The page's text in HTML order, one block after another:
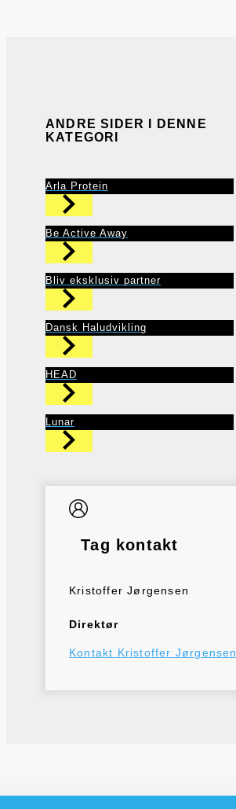
ANDRE SIDER I DENNE
KATEGORI
Arla Protein
Be Active Away
Bliv eksklusiv partner
Dansk Haludvikling
HEAD
Lunar
Tag kontakt
Kristoffer Jørgensen
Direktør
Kontakt Kristoffer Jørgensen